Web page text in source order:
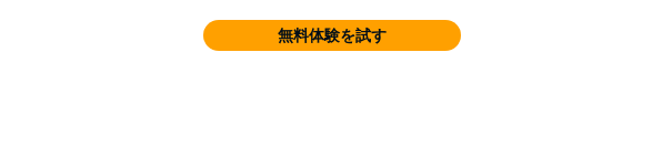
無料体験を試す